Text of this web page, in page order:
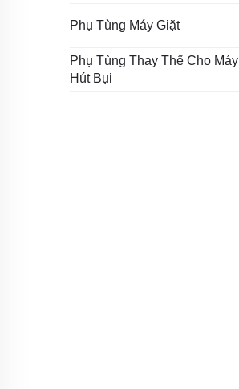
Phụ Tùng Máy Giặt
Phụ Tùng Thay Thế Cho Máy
Hút Bụi